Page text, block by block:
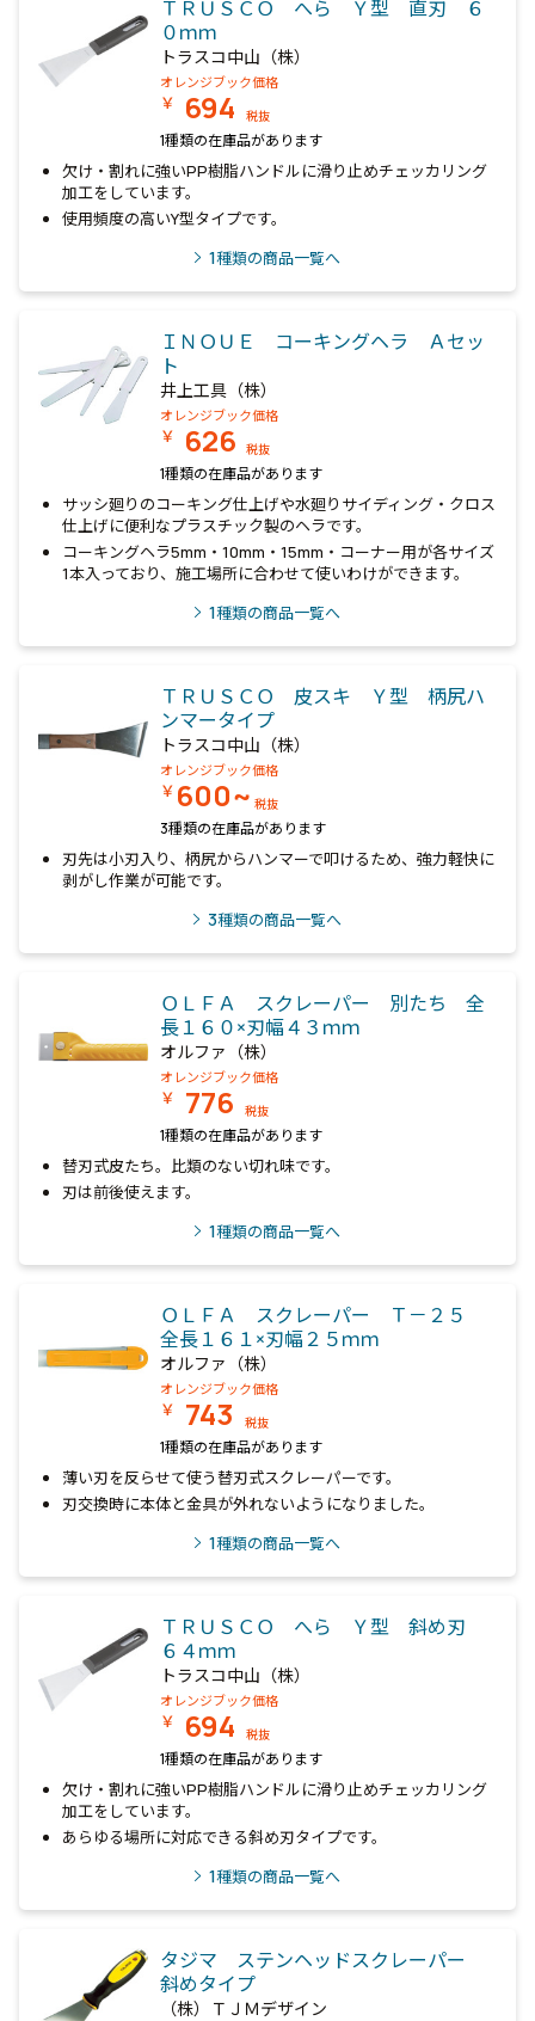
ＴＲＵＳＣＯ へら Ｙ型 直刃 ６
０ｍｍ
トラスコ中山（株）
オレンジブック価格
￥ 694 税抜
1種類の在庫品があります
欠け・割れに強いPP樹脂ハンドルに滑り止めチェッカリング
加工をしています。
使用頻度の高いY型タイプです。
1種類の商品一覧へ
ＩＮＯＵＥ コーキングヘラ Ａセッ
ト
井上工具（株）
オレンジブック価格
￥ 626 税抜
1種類の在庫品があります
サッシ廻りのコーキング仕上げや水廻りサイディング・クロス
仕上げに便利なプラスチック製のヘラです。
コーキングヘラ5mm・10mm・15mm・コーナー用が各サイズ
1本入っており、施工場所に合わせて使いわけができます。
1種類の商品一覧へ
ＴＲＵＳＣＯ 皮スキ Ｙ型 柄尻ハ
ンマータイプ
トラスコ中山（株）
オレンジブック価格
￥ 600~ 税抜
3種類の在庫品があります
刃先は小刃入り、柄尻からハンマーで叩けるため、強力軽快に
剥がし作業が可能です。
3種類の商品一覧へ
ＯＬＦＡ スクレーパー 別たち 全
長１６０×刃幅４３ｍｍ
オルファ（株）
オレンジブック価格
￥ 776 税抜
1種類の在庫品があります
替刃式皮たち。比類のない切れ味です。
刃は前後使えます。
1種類の商品一覧へ
ＯＬＦＡ スクレーパー Ｔ－２５
全長１６１×刃幅２５ｍｍ
オルファ（株）
オレンジブック価格
￥ 743 税抜
1種類の在庫品があります
薄い刃を反らせて使う替刃式スクレーパーです。
刃交換時に本体と金具が外れないようになりました。
1種類の商品一覧へ
ＴＲＵＳＣＯ へら Ｙ型 斜め刃
６４ｍｍ
トラスコ中山（株）
オレンジブック価格
￥ 694 税抜
1種類の在庫品があります
欠け・割れに強いPP樹脂ハンドルに滑り止めチェッカリング
加工をしています。
あらゆる場所に対応できる斜め刃タイプです。
1種類の商品一覧へ
タジマ ステンヘッドスクレーパー
斜めタイプ
（株）ＴＪＭデザイン